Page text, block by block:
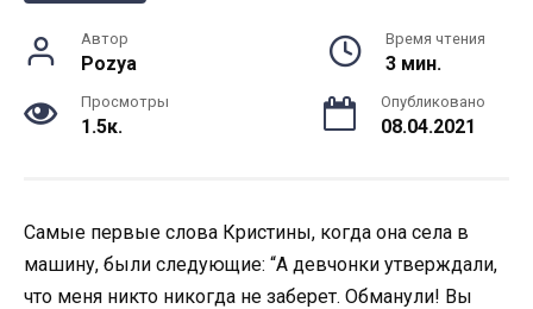
Автор
Pozya
Время чтения
3 мин.
Просмотры
1.5к.
Опубликовано
08.04.2021
Самые первые слова Кристины, когда она села в
машину, были следующие: “А девчонки утверждали,
что меня никто никогда не заберет. Обманули! Вы